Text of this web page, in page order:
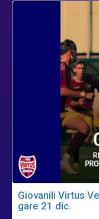
Giovanili Virtus
gare 21 dic.